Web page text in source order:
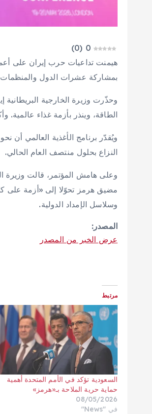
0
(
0
)
هيمنت تداعيات حرب إيران على
بمشاركة عشرات الدول والمنظمات
وحذّرت وزيرة الخارجية
الطاقة، وينذر بأزمة غذاء
النزاع بحلول منتصف العام الحالي.
وعلى هامش المؤتمر، قالت وزيرة
مضيق هرمز تحوّلا إلى «أزمة على كل
وسلاسل الإمداد الدولية.
المصدر:
عرض الخبر من المصدر
مرتبط
السعودية تؤكد في الأمم المتحدة أهمية
حماية حرية الملاحة بـ«هرمز»
08/05/2026
في "News"